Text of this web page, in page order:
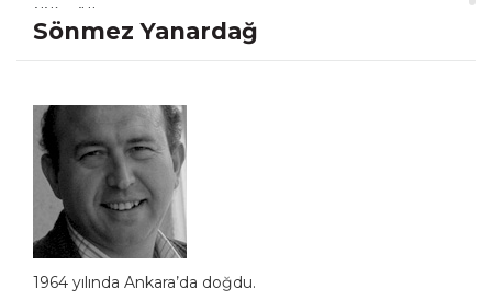
Ali Kamil Uzun
Ali Şur
Alinur Uğurpakkan
Alp Tamer Ulukılıç
Akdağ Saydut
Akın Önder
Altan Erbulak
Altan Özeskici
Anıl İnan
Sönmez Yanardağ
1964 yılında Ankara’da doğdu.